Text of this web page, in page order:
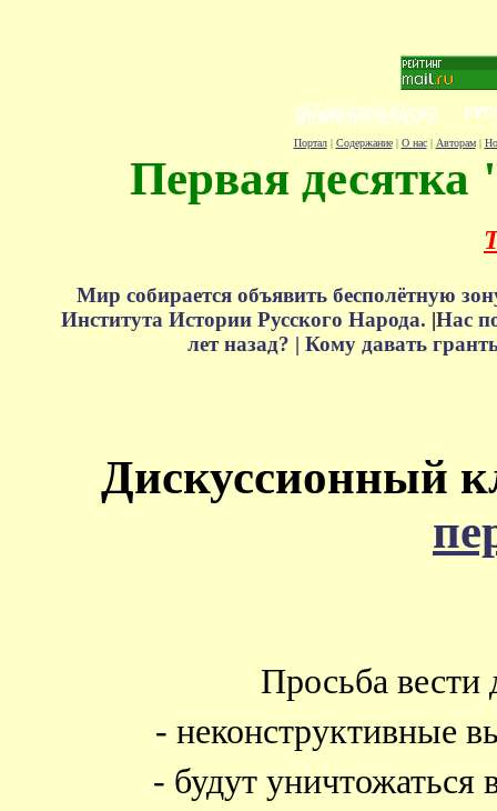
Портал| Содержание| О нас| Авторам|
Первая десятка
Мир собирается объявить бесполётную
Института Истории Русского Народа. |Нас
лет назад? | Кому давать
Дискуссионный
Просьба вести
- неконструктивные
- будут